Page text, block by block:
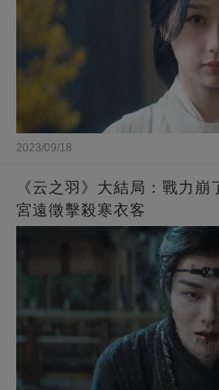
2023/09/18
《云之羽》大結局：戰力崩
宮遠徵擊殺寒衣客